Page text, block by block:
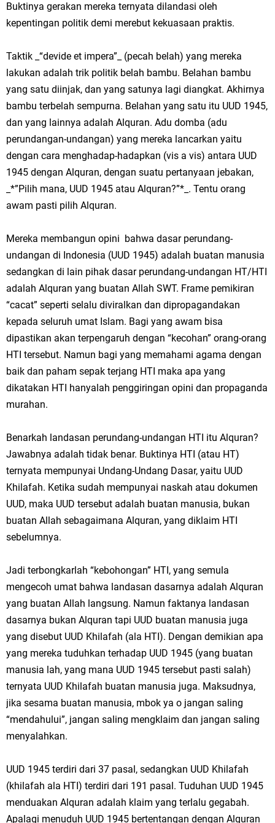
Buktinya gerakan mereka ternyata dilandasi oleh
kepentingan politik demi merebut kekuasaan praktis.
Taktik _“devide et impera”_ (pecah belah) yang mereka
lakukan adalah trik politik belah bambu. Belahan bambu
yang satu diinjak, dan yang satunya lagi diangkat. Akhirnya
bambu terbelah sempurna. Belahan yang satu itu UUD 1945,
dan yang lainnya adalah Alquran. Adu domba (adu
perundangan-undangan) yang mereka lancarkan yaitu
dengan cara menghadap-hadapkan (vis a vis) antara UUD
1945 dengan Alquran, dengan suatu pertanyaan jebakan,
_*”Pilih mana, UUD 1945 atau Alquran?”*_. Tentu orang
awam pasti pilih Alquran.
Mereka membangun opini bahwa dasar perundang-
undangan di Indonesia (UUD 1945) adalah buatan manusia
sedangkan di lain pihak dasar perundang-undangan HT/HTI
adalah Alquran yang buatan Allah SWT. Frame pemikiran
“cacat” seperti selalu diviralkan dan dipropagandakan
kepada seluruh umat Islam. Bagi yang awam bisa
dipastikan akan terpengaruh dengan “kecohan” orang-orang
HTI tersebut. Namun bagi yang memahami agama dengan
baik dan paham sepak terjang HTI maka apa yang
dikatakan HTI hanyalah penggiringan opini dan propaganda
murahan.
Benarkah landasan perundang-undangan HTI itu Alquran?
Jawabnya adalah tidak benar. Buktinya HTI (atau HT)
ternyata mempunyai Undang-Undang Dasar, yaitu UUD
Khilafah. Ketika sudah mempunyai naskah atau dokumen
UUD, maka UUD tersebut adalah buatan manusia, bukan
buatan Allah sebagaimana Alquran, yang diklaim HTI
sebelumnya.
Jadi terbongkarlah “kebohongan” HTI, yang semula
mengecoh umat bahwa landasan dasarnya adalah Alquran
yang buatan Allah langsung. Namun faktanya landasan
dasarnya bukan Alquran tapi UUD buatan manusia juga
yang disebut UUD Khilafah (ala HTI). Dengan demikian apa
yang mereka tuduhkan terhadap UUD 1945 (yang buatan
manusia lah, yang mana UUD 1945 tersebut pasti salah)
ternyata UUD Khilafah buatan manusia juga. Maksudnya,
jika sesama buatan manusia, mbok ya o jangan saling
“mendahului”, jangan saling mengklaim dan jangan saling
menyalahkan.
UUD 1945 terdiri dari 37 pasal, sedangkan UUD Khilafah
(khilafah ala HTI) terdiri dari 191 pasal. Tuduhan UUD 1945
menduakan Alquran adalah klaim yang terlalu gegabah.
Apalagi menuduh UUD 1945 bertentangan dengan Alquran